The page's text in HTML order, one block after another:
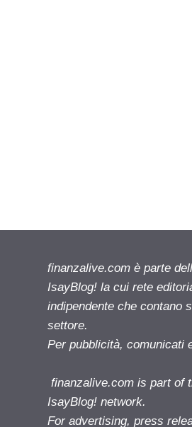
finanzalive.com è parte
IsayBlog! la cui rete
indipendente che contano
settore.
Per pubblicità, comunicati
finanzalive.com is part of
IsayBlog! network.
For advertising, press